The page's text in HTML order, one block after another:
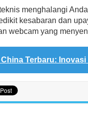
menghalangi
kesabaran dan
webcam yang
China Terbaru: